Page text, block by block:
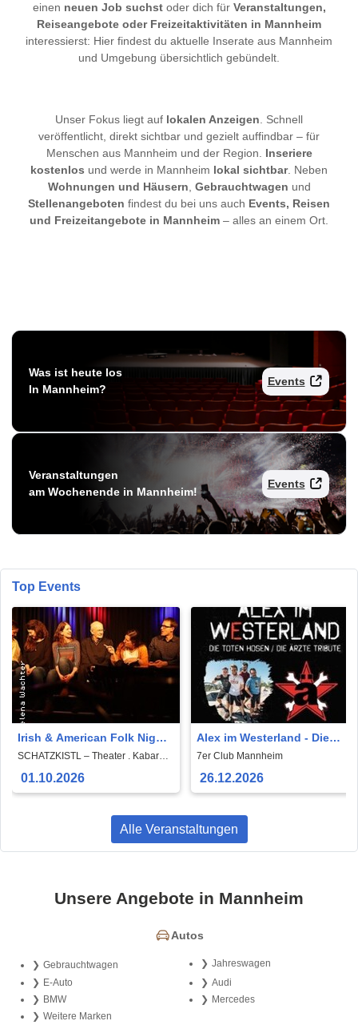
einen neuen Job suchstoder dich für Veranstaltungen,
Reiseangebote oder Freizeitaktivitäten in Mannheim
interessierst: Hier findest du aktuelle Inserate aus Mannheim
und Umgebung übersichtlich gebündelt.
Unser Fokus liegt auf lokalen Anzeigen. Schnell
veröffentlicht, direkt sichtbar und gezielt auffindbar – für
Menschen aus Mannheim und der Region. Inseriere
kostenlos und werde in Mannheim lokal sichtbar. Neben
Wohnungen und Häusern, Gebrauchtwagen und
Stellenangeboten findest du bei uns auch Events, Reisen
und Freizeitangebote in Mannheim – alles an einem Ort.
Was ist heute los
In Mannheim?
Events
Veranstaltungen
am Wochenende in Mannheim!
Events
Top Events
Irish & American Folk Night
- Baile
SCHATZKISTL – Theater . Kabarett
Mannheim
01.10.2026
Alex im Westerland - Die
Toten Hosen / Die Ärzte
Tribute
7er Club Mannheim
26.12.2026
Alle Veranstaltungen
Unsere Angebote in Mannheim
Autos
Gebrauchtwagen
Jahreswagen
E-Auto
Audi
BMW
Mercedes
Weitere Marken